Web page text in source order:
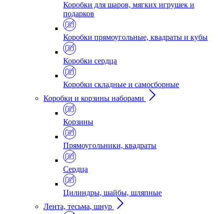
Коробки для шаров, мягких игрушек и
подарков
Коробки прямоугольные, квадраты и кубы
Коробки сердца
Коробки складные и самосборные
Коробки и корзины наборами
Корзины
Прямоугольники, квадраты
Сердца
Цилиндры, шайбы, шляпные
Лента, тесьма, шнур